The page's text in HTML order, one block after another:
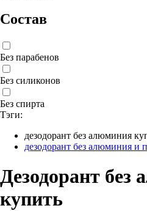
Состав
Без парабенов
Без силиконов
Без спирта
Тэги:
дезодорант без алюминия
дезодорант без алюминия и
Дезодорант без
купить